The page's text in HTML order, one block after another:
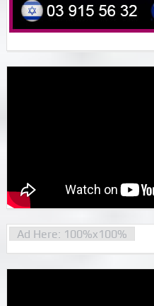
Ad Here: 100%x100%